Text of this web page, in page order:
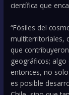
científica que
“Fósiles del
multiterritoriales,
que
geográficos; algo
entonces, no
es posible